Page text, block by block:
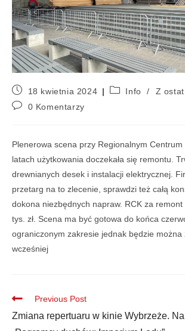
18 kwietnia 2024 Info /
Z
0 Komentarzy
Plenerowa scena przy Regionalnym
latach użytkowania doczekała się remontu.
drewnianych desek i instalacji elektrycznej.
przetarg na to zlecenie, sprawdzi też całą
dokona niezbędnych napraw. RCK za remont
tys. zł. Scena ma być gotowa do końca
ograniczonym zakresie jednak będzie można
wcześniej
Previous Post
Zmiana repertuaru w kinie Wybrzeże.